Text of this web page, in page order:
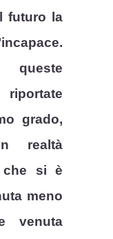
futuro la
grado,
realtà
che si è
meno
venuta